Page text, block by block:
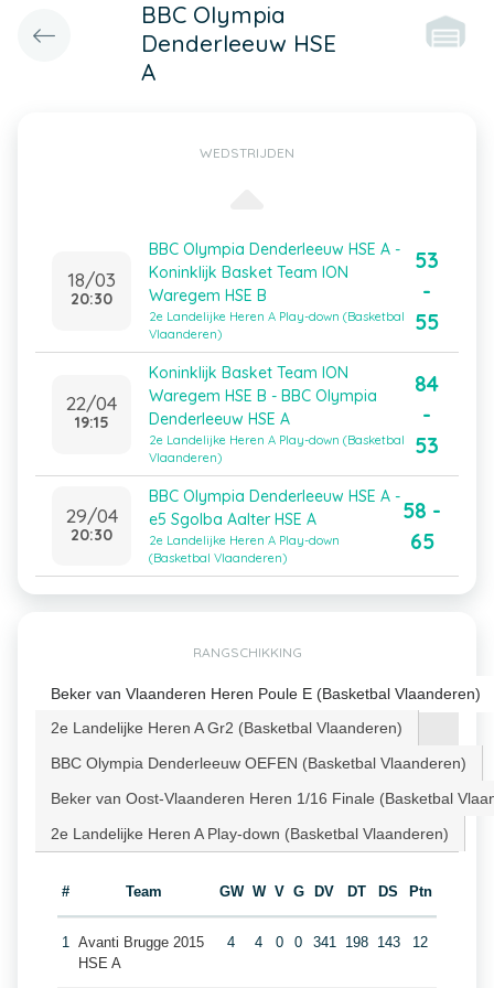
BBC Olympia
Denderleeuw HSE
A
WEDSTRIJDEN
18/03
20:30
BBC Olympia Denderleeuw HSE A -
Koninklijk Basket Team ION
Waregem HSE B
2e Landelijke Heren A Play-down (Basketbal
Vlaanderen)
53
-
55
22/04
19:15
Koninklijk Basket Team ION
Waregem HSE B - BBC Olympia
Denderleeuw HSE A
2e Landelijke Heren A Play-down (Basketbal
Vlaanderen)
84
-
53
29/04
20:30
BBC Olympia Denderleeuw HSE A -
e5 Sgolba Aalter HSE A
2e Landelijke Heren A Play-down
(Basketbal Vlaanderen)
58 -
65
RANGSCHIKKING
Beker van Vlaanderen Heren Poule E (Basketbal Vlaanderen)
2e Landelijke Heren A Gr2 (Basketbal Vlaanderen)
BBC Olympia Denderleeuw OEFEN (Basketbal Vlaanderen)
Beker van Oost-Vlaanderen Heren 1/16 Finale (Basketbal
2e Landelijke Heren A Play-down (Basketbal Vlaanderen)
# Team GW W V G DV DT DS Ptn
1 Avanti Brugge 2015
HSE A
4 4 0 0 341 198 143 12